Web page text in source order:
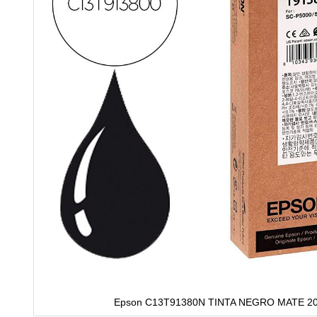
Epson C13T91380N TINTA NEGRO MATE